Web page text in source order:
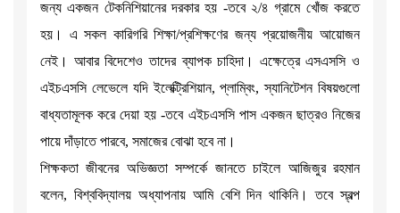
জন্য একজন টেকনিশিয়ানের দরকার হয় -তবে ২/৪ গ্রামে খোঁজ করতে
হয়। এ সকল কারিগরি শিক্ষা/প্রশিক্ষণের জন্য প্রয়োজনীয় আয়োজন
নেই। আবার বিদেশেও তাদের ব্যাপক চাহিদা। এক্ষেত্রে এসএসসি ও
এইচএসসি লেভেলে যদি ইলেক্ট্রিশিয়ান, প্লাম্বিং, স্যানিটেশন বিষয়গুলো
বাধ্যতামূলক করে দেয়া হয় -তবে এইচএসসি পাস একজন ছাত্রও নিজের
পায়ে দাঁড়াতে পারবে, সমাজের বোঝা হবে না।
শিক্ষকতা জীবনের অভিজ্ঞতা সম্পর্কে জানতে চাইলে আজিজুর রহমান
বলেন, বিশ্ববিদ্যালয় অধ্যাপনায় আমি বেশি দিন থাকিনি। তবে স্বল্প